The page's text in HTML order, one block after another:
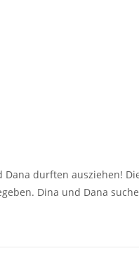
Dana durften ausziehen!
Dina und Dana